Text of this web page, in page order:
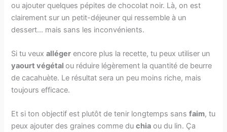
ou ajouter quelques pépites de chocolat noir. Là, on est
clairement sur un petit-déjeuner qui ressemble à un
dessert… mais sans les inconvénients.
Si tu veuxalléger encore plus la recette, tu peux utiliser un
yaourt végétalou réduire légèrement la quantité de beurre
de cacahuète. Le résultat sera un peu moins riche, mais
toujours efficace.
Et si ton objectif est plutôt de tenir longtemps sansfaim, tu
peux ajouter des graines comme duchia ou du lin. Ça